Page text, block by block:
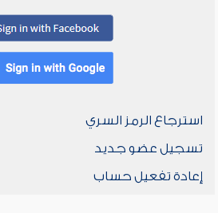
استرجاع الرمز السري
تسجيل عضو جديد
إعادة تفعيل حساب